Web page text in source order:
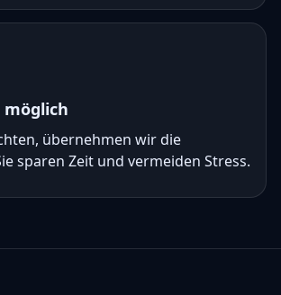
übernehmen wir die
sparen Zeit und vermeiden Stress.